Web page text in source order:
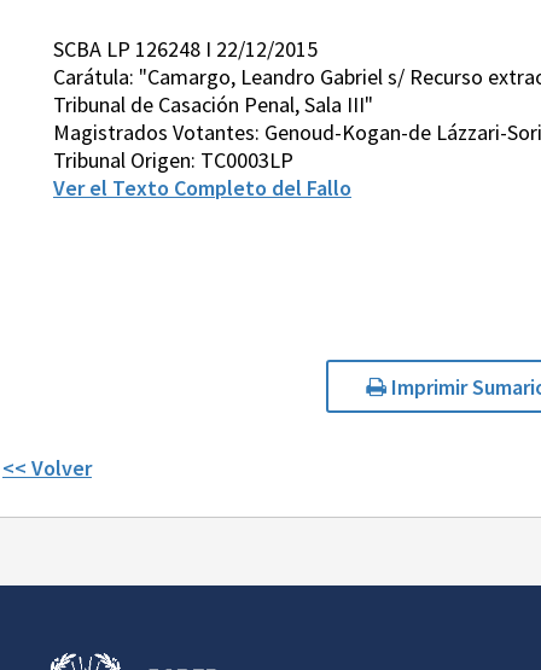
SCBA LP 126248 I 22/12/2015
Carátula: "Camargo, Leandro Gabriel s/ Recurso
Tribunal de Casación Penal, Sala III"
Magistrados Votantes: Genoud-Kogan-de Lázzari-
Tribunal Origen: TC0003LP
Ver el Texto Completo del Fallo
Imprimir
<< Volver